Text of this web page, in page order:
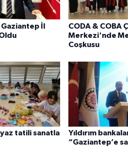
Gaziantep İl
CODA & COBA
Merkezi'nde
Coşkusu
tatili sanatla
Yıldırım
“Gaziantep’e